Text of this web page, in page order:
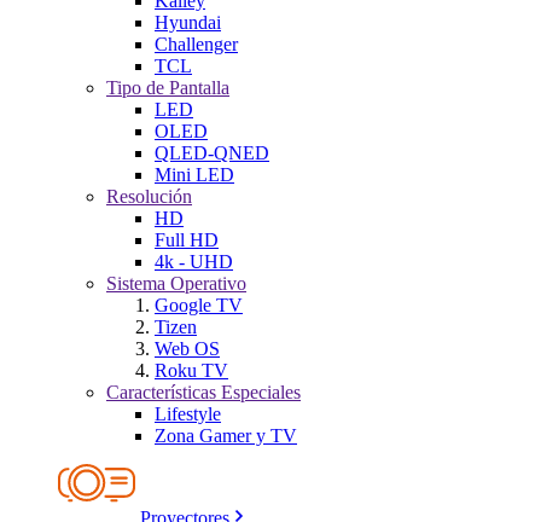
Hyundai
Challenger
TCL
Tipo de Pantalla
LED
OLED
QLED-QNED
Mini LED
Resolución
HD
Full HD
4k - UHD
Sistema Operativo
Google TV
Tizen
Web OS
Roku TV
Características Especiales
Lifestyle
Zona Gamer y TV
Proyectores